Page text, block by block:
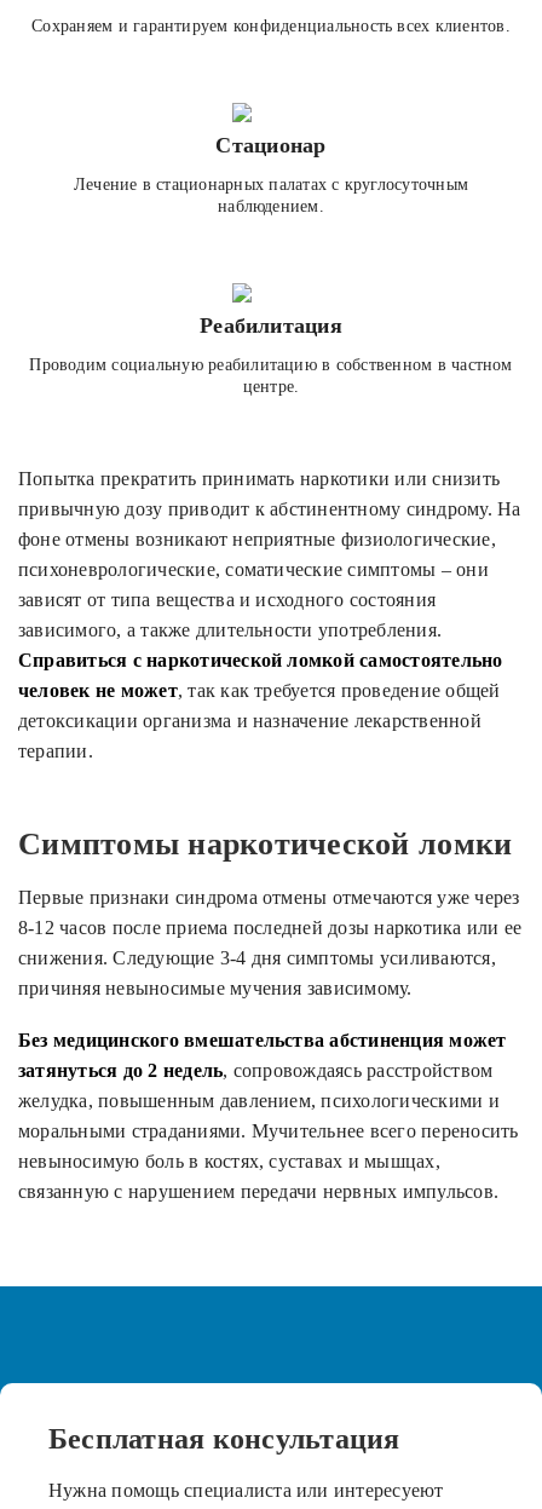
Сохраняем и гарантируем конфиденциальность всех клиентов.
Стационар
Лечение в стационарных палатах с круглосуточным
наблюдением.
Реабилитация
Проводим социальную реабилитацию в собственном в частном
центре.
Попытка прекратить принимать наркотики или снизить
привычную дозу приводит к абстинентному синдрому. На
фоне отмены возникают неприятные физиологические,
психоневрологические, соматические симптомы – они
зависят от типа вещества и исходного состояния
зависимого, а также длительности употребления.
Справиться с наркотической ломкой самостоятельно
человек не может, так как требуется проведение общей
детоксикации организма и назначение лекарственной
терапии.
Симптомы наркотической ломки
Первые признаки синдрома отмены отмечаются уже через
8-12 часов после приема последней дозы наркотика или ее
снижения. Следующие 3-4 дня симптомы усиливаются,
причиняя невыносимые мучения зависимому.
Без медицинского вмешательства абстиненция может
затянуться до 2 недель, сопровождаясь расстройством
желудка, повышенным давлением, психологическими и
моральными страданиями. Мучительнее всего переносить
невыносимую боль в костях, суставах и мышцах,
связанную с нарушением передачи нервных импульсов.
Бесплатная консультация
Нужна помощь специалиста или интересуеют